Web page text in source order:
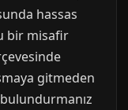
hassas
bir misafir
gitmeden